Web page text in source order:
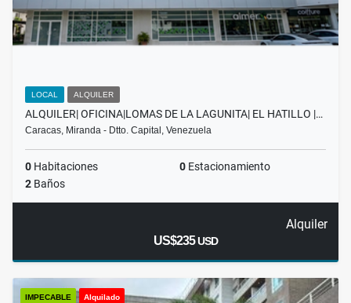
LOCAL ALQUILER
ALQUILER| OFICINA|LOMAS DE LA LAGUNITA| EL HATILLO |…
Caracas, Miranda - Dtto. Capital, Venezuela
0 Habitaciones 0 Estacionamiento
2 Baños
Alquiler
US$235USD
IMPECABLE Alquilado